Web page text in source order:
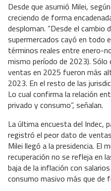
Desde que asumió Milei,
creciendo de forma
desploman. “Desde el cambio
supermercados cayó en todo
términos reales entre enero-
mismo período de 2023). Sólo
ventas en 2025 fueron más
2023. En el resto de las
Lo cual confirma la relación
privado y consumo”, señalan.
La última encuesta del Indec,
registró el peor dato de
Milei llegó a la presidencia. El
recuperación no se refleja en
baja de la inflación con
consumo masivo más que de